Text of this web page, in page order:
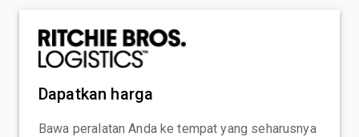
Dapatkan harga
Bawa peralatan Anda ke tempat yang seharusnya